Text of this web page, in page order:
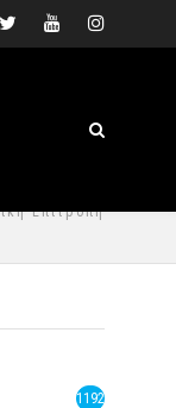
Επιτροπή
1192